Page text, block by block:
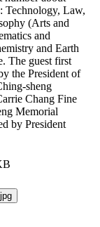
Technology, Law,
(Arts and
and
and Earth
The guest first
the President of
sheng
Chang Fine
Memorial
by President